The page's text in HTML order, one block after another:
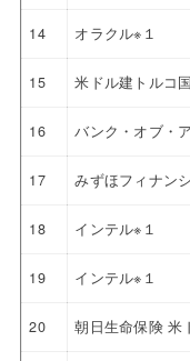
14 オラクル※１
15 米ドル建トルコ
16 バンク・オブ・
17 みずほフィナン
18 インテル※１
19 インテル※１
20 朝日生命保険 米